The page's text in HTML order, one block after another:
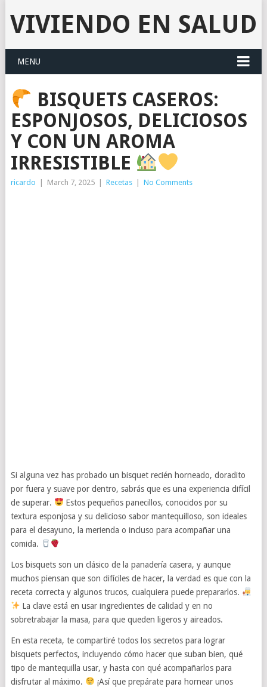
VIVIENDO EN SALUD
MENU
BISQUETS CASEROS:
ESPONJOSOS, DELICIOSOS
Y CON UN AROMA
IRRESISTIBLE
ricardo | March 7, 2025 | Recetas | No Comments
Si alguna vez has probado un bisquet recién horneado, doradito
por fuera y suave por dentro, sabrás que es una experiencia difícil
de superar.
Estos pequeños panecillos, conocidos por su
textura esponjosa y su delicioso sabor mantequilloso, son ideales
para el desayuno, la merienda o incluso para acompañar una
comida.
Los bisquets son un clásico de la panadería casera, y aunque
muchos piensan que son difíciles de hacer, la verdad es que con la
receta correcta y algunos trucos, cualquiera puede prepararlos.
La clave está en usar ingredientes de calidad y en no
sobretrabajar la masa, para que queden ligeros y aireados.
En esta receta, te compartiré todos los secretos para lograr
bisquets perfectos, incluyendo cómo hacer que suban bien, qué
tipo de mantequilla usar, y hasta con qué acompañarlos para
disfrutar al máximo.
¡Así que prepárate para hornear unos